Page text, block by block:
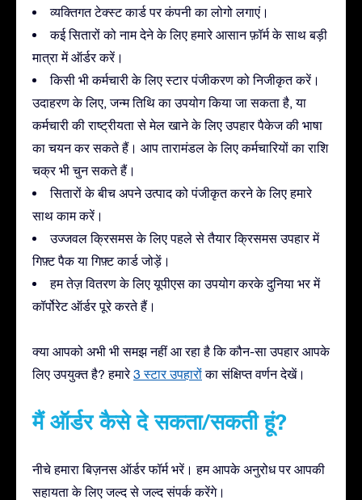
व्यक्तिगत टेक्स्ट कार्ड पर कंपनी का लोगो लगाएं।
कई सितारों को नाम देने के लिए हमारे आसान फ़ॉर्म के साथ बड़ी
मात्रा में ऑर्डर करें।
किसी भी कर्मचारी के लिए स्टार पंजीकरण को निजीकृत करें।
उदाहरण के लिए, जन्म तिथि का उपयोग किया जा सकता है, या
कर्मचारी की राष्ट्रीयता से मेल खाने के लिए उपहार पैकेज की भाषा
का चयन कर सकते हैं। आप तारामंडल के लिए कर्मचारियों का राशि
चक्र भी चुन सकते हैं।
सितारों के बीच अपने उत्पाद को पंजीकृत करने के लिए हमारे
साथ काम करें।
उज्जवल क्रिसमस के लिए पहले से तैयार क्रिसमस उपहार में
गिफ़्ट पैक या गिफ़्ट कार्ड जोड़ें।
हम तेज़ वितरण के लिए यूपीएस का उपयोग करके दुनिया भर में
कॉर्पोरेट ऑर्डर पूरे करते हैं।
क्या आपको अभी भी समझ नहीं आ रहा है कि कौन-सा उपहार आपके
लिए उपयुक्त है? हमारे3 स्टार उपहारोंका संक्षिप्त वर्णन देखें।
मैं ऑर्डर कैसे दे सकता/सकती हूं?
नीचे हमारा बिज़नस ऑर्डर फॉर्म भरें। हम आपके अनुरोध पर आपकी
सहायता के लिए जल्द से जल्द संपर्क करेंगे।